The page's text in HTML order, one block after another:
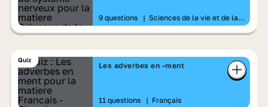
9 questions | Sciences de la vie et de la
Terre
Quiz
Les adverbes en -ment
11 questions | Français